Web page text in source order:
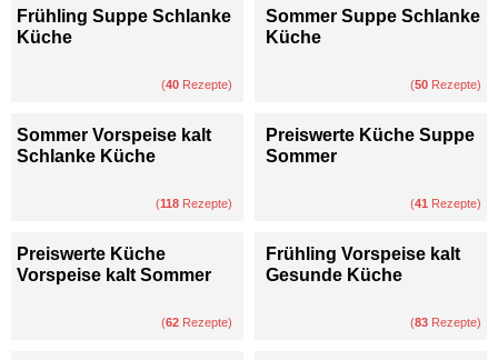
Frühling Suppe Schlanke
Küche
(40 Rezepte)
Sommer Suppe Schlanke
Küche
(50 Rezepte)
Sommer Vorspeise kalt
Schlanke Küche
(118 Rezepte)
Preiswerte Küche Suppe
Sommer
(41 Rezepte)
Preiswerte Küche
Vorspeise kalt Sommer
(62 Rezepte)
Frühling Vorspeise kalt
Gesunde Küche
(83 Rezepte)